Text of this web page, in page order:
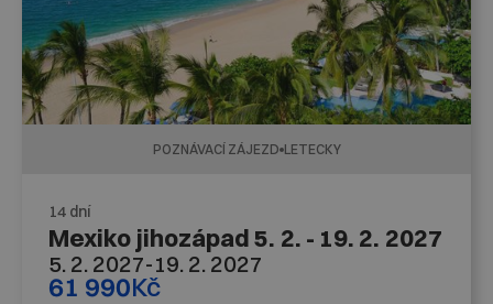
POZNÁVACÍ ZÁJEZD LETECKY
14 dní
Mexiko jihozápad 5. 2. - 19. 2. 2027
5. 2. 2027-19. 2. 2027
61 990Kč